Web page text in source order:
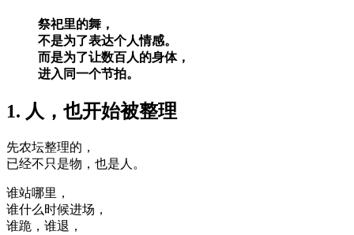
祭祀里的舞，
不是为了表达个人情感。
而是为了让数百人的身体，
进入同一个节拍。
1. 人，也开始被整理
先农坛整理的，
已经不只是物，也是人。
谁站哪里，
谁什么时候进场，
谁跪，谁退，